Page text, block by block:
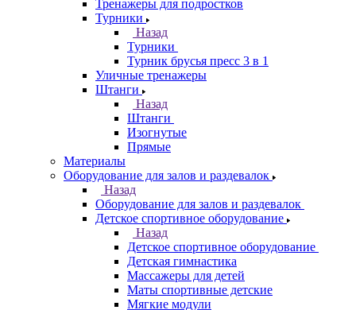
Тренажеры для подростков
Турники
Назад
Турники
Турник брусья пресс 3 в 1
Уличные тренажеры
Штанги
Назад
Штанги
Изогнутые
Прямые
Материалы
Оборудование для залов и раздевалок
Назад
Оборудование для залов и раздевалок
Детское спортивное оборудование
Назад
Детское спортивное оборудование
Детская гимнастика
Массажеры для детей
Маты спортивные детские
Мягкие модули